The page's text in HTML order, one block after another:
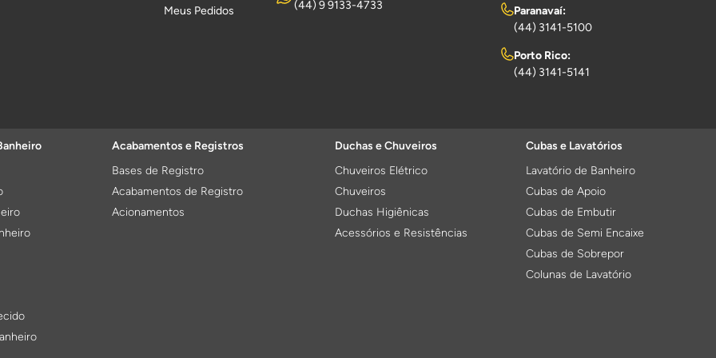
Meus Pedidos (44) 9 9133-4733
Paranavaí:
(44) 3141-5100
Porto Rico:
(44) 3141-5141
Acabamentos e Registros
Bases de Registro
Acabamentos de Registro
Acionamentos
Duchas e Chuveiros
Chuveiros Elétrico
Chuveiros
Duchas Higiênicas
Acessórios e Resistências
Cubas e Lavatórios
Lavatório de Banheiro
Cubas de Apoio
Cubas de Embutir
Cubas de Semi Encaixe
Cubas de Sobrepor
Colunas de Lavatório